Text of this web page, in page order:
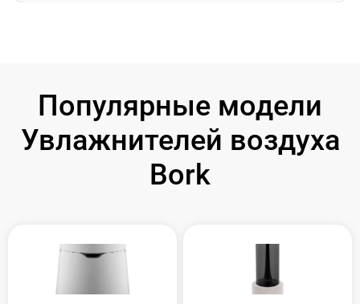
Популярные модели
Увлажнителей воздуха
Bork